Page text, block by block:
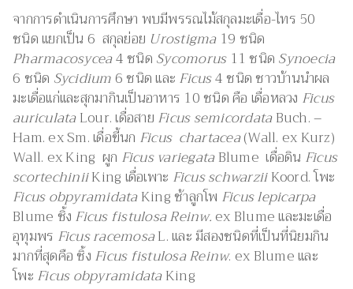
จากการดำเนินการศึกษา พบมีพรรณไม้สกุลมะเดื่อ-ไทร 50
ชนิด แยกเป็น 6 สกุลย่อย Urostigma19 ชนิด
Pharmacosycea4 ชนิด Sycomorus11 ชนิด Synoecia
6 ชนิด Sycidium6 ชนิด และ Ficus4 ชนิด ชาวบ้านนำผล
มะเดื่อแก่และสุกมากินเป็นอาหาร 10 ชนิด คือ เดื่อหลวง Ficus
auriculataLour. เดื่อสาย Ficus semicordataBuch. –
Ham. ex Sm. เดื่อขี้นก Ficus chartacea(Wall. ex Kurz)
Wall. ex King ผูก Ficus variegataBlume เดื่อดิน Ficus
scortechiniiKing เดื่อเพาะ Ficus schwarziiKoord. โพะ
Ficus obpyramidataKing ช้าลูกโพ Ficus lepicarpa
Blume ชิ้ง Ficusfistulosa Reinw. ex Blume และมะเดื่อ
อุทุมพร Ficus racemosaL. และ มีสองชนิดที่เป็นที่นิยมกิน
มากที่สุดคือ ชิ้ง Ficus fistulosa Reinw. ex Blume และ
โพะ Ficus obpyramidataKing